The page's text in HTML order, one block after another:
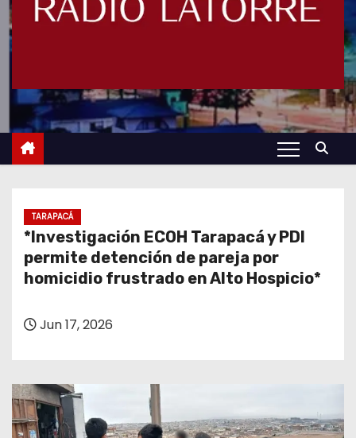
TARAPACÁ
*Investigación ECOH Tarapacá y PDI
permite detención de pareja por
homicidio frustrado en Alto Hospicio*
Jun 17, 2026